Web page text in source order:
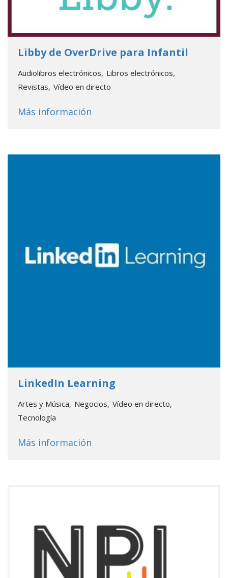
Libby de OverDrive para Infantil
Audiolibros electrónicos Libros electrónicos
Revistas Vídeo en directo
Más información
LinkedIn Learning
Artes y Música Negocios Vídeo en directo
Tecnología
Más información